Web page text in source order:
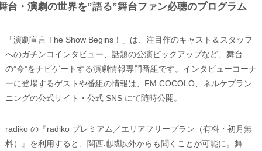
台・演劇の世界を”語る”舞台ファン必聴のプログラム
「演劇宣言 The Show Begins！」は、注目作のキャスト＆スタッフ
へのガチンコインタビュー、話題の公演ピックアップなど、舞台
の”今”をナビゲートする演劇情報専門番組です。インタビューコーナ
ーに登場するゲストや番組の情報は、FM COCOLO、ネルケプラン
ニングの公式サイト・公式 SNS にて随時公開。
radiko の『radiko プレミアム／エリアフリープラン（有料・初月無
料）』を利用すると、関西地域以外からも聞くことが可能に。舞